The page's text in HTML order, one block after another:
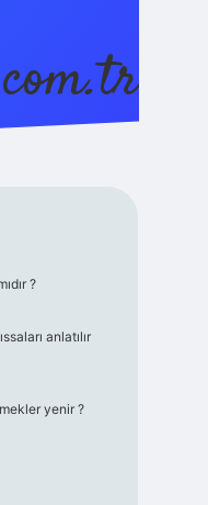
?
anlatılır
yenir ?